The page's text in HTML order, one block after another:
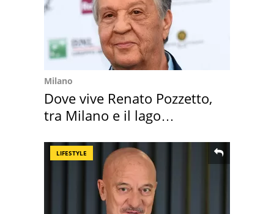
Milano
Dove vive Renato Pozzetto,
tra Milano e il lago
LIFESTYLE